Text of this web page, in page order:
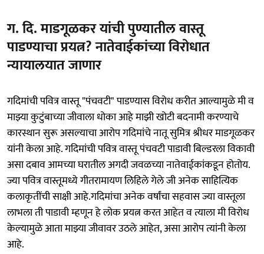
ग. दि. माडगूळकर यांची पुण्यातील वास्तू
पाडण्याचा प्रयत्न? नातेवाईकांच्या विरोधात
न्यायालयात जाणार
गदिमांची पवित्र वास्तू "पंचवटी" पाडण्यास विरोध करीत आल्यामुळे मी व
माझ्या कुटुंबाच्या जीवाला धोका आहे माझी खोटी बदनामी करण्याचे
कारस्थान सुरू असल्याचा आरोप गदिमांचे नातू सुमित्र श्रीधर माडगूळकर
यांनी केला आहे. गदिमांची पवित्र वास्तू पंचवटी पाडावी बिल्डरला विकावी
असा दबाव आमच्या घरातील अगदी जवळच्या नातेवाईकांकडून होतोय.
ज्या पवित्र वास्तूमध्ये गीतरामायण लिहिले गेले जी अनेक साहित्यिक
कलाकृतींची साक्षी आहे.गदिमांचा अनेक वर्षांचा सहवास ज्या वास्तूला
लाभला ती पाडावी म्हणून हे लोक प्रयत्न करत आहेत व त्याला मी विरोध
केल्यामुळे आता माझ्या जीवावर उठले आहेत, असा आरोप त्यांनी केला
आहे.